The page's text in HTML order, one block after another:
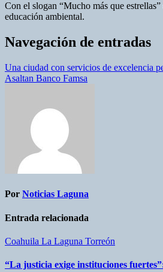
Con el slogan “Mucho más que
educación ambiental.
Navegación de entradas
Una ciudad con servicios de excelencia
Asaltan Banco Famsa
Por Noticias Laguna
Entrada relacionada
Coahuila La Laguna Torreón
“La justicia exige instituciones